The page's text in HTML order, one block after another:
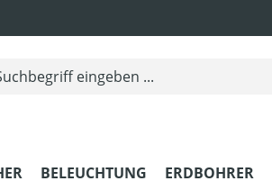
BELEUCHTUNG ERDBOHRER